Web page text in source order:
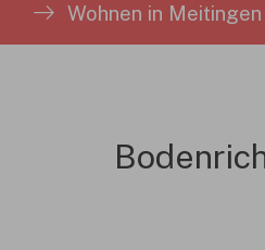
Wohnen in Meitingen